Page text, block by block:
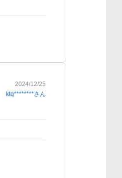
2024/12/25
ktq********さん